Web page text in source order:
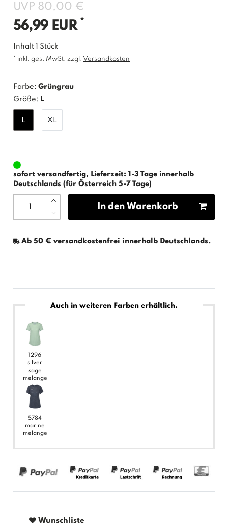
UVP 80,00 €
56,99 EUR *
Inhalt1Stück
* inkl. ges. MwSt. zzgl. Versandkosten
Farbe:Grüngrau
Größe: L
L XL
sofort versandfertig, Lieferzeit: 1-3 Tage innerhalb
Deutschlands (für Österreich 5-7 Tage)
In den Warenkorb
Ab 50 € versandkostenfrei innerhalb Deutschlands.
Auch in weiteren Farben erhältlich.
1296
silver
sage
melange
5784
marine
melange
Wunschliste